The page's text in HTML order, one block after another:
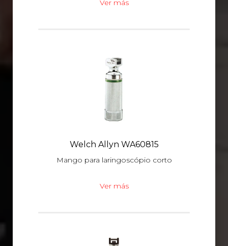
Ver más
Welch Allyn WA60815
Mango para laringoscópio corto
Ver más